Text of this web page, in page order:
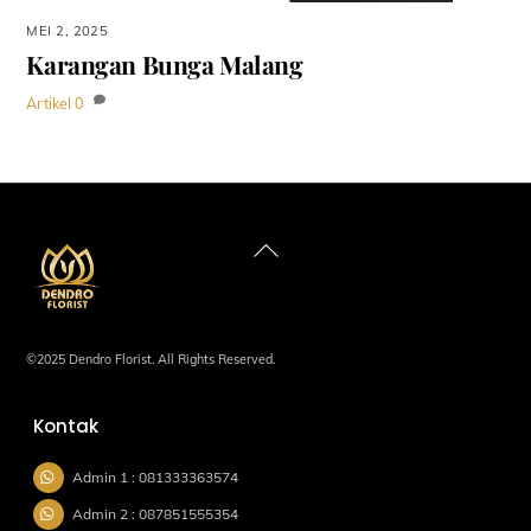
MEI 2, 2025
Karangan Bunga Malang
Artikel 0
Back
©2025 Dendro Florist. All Rights Reserved.
Kontak
Admin 1 : 081333363574
Admin 2 : 087851555354